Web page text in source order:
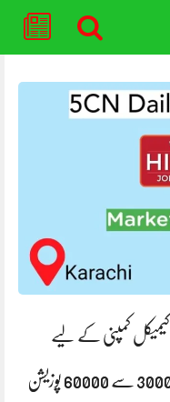
کیمیکل کمپنی کے لیے
مارکیٹنگ مینیجر کی تلاش میں ہیں۔ تنخواہ: 30000 سے 60000 پوزیشن